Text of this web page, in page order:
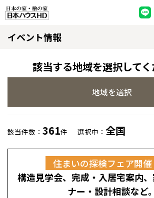
脱炭素・檜の家
環境にやさしい、脱炭素社会の住宅
耐震構造
高耐久住宅
高断熱・高気密の家
エネルギー自給自足
選ばれる理由
檜の魅力 トップ
檜と日本人
1000年を超えて生きる檜
知られざる檜の効果・作用
注文住宅
グレートステージ
リフォーム トップ
イベント情報
該当する地域を選択してく
地域を選択
該当件数： 361件 選択中： 全国
住まいの探検フェア開催
構造見学会、完成・入居宅案内
ナー・設計相談など。